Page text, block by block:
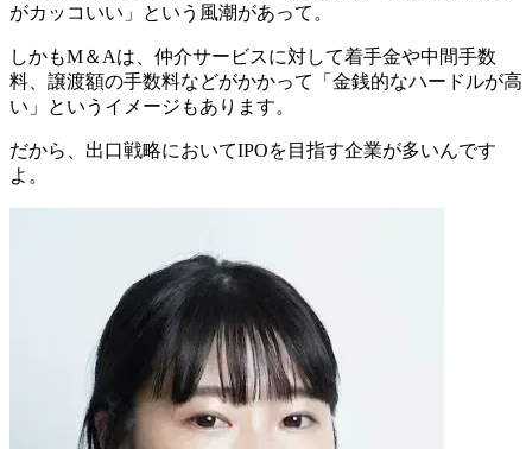
がカッコいい」
という風潮があって。
しかもM＆Aは、仲介サービスに対して着手金や中間手数
料、譲渡額の手数料などがかかって
「金銭的なハードルが高
い」
というイメージもあります。
だから、出口戦略においてIPOを目指す企業が多いんです
よ。